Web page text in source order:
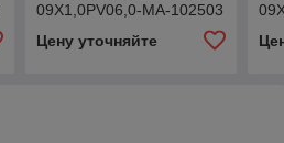
09X1,0PV06,0-MA-102503
Цену уточняйте